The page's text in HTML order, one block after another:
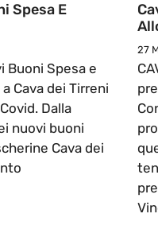
Spesa E
Buoni Spesa e
Cava dei Tirreni
Dalla
nuovi buoni
Cava dei
27